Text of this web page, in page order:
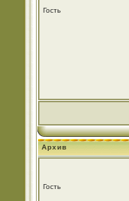
Гость
Архив
Гость